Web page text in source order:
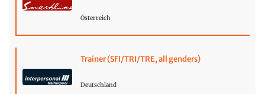
Österreich
Trainer (SFI/TRI/TRE, all genders)
Deutschland